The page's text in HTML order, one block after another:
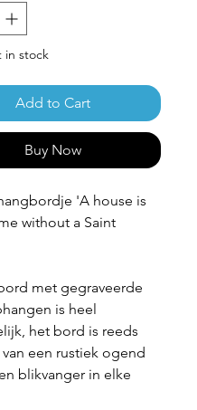
in stock
Add to Cart
Buy Now
'A house is
without a Saint
met gegraveerde
is heel
het bord is reeds
een rustiek ogend
blikvanger in elke